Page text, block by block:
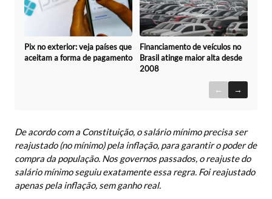
Pix no exterior: veja países que
aceitam a forma de pagamento
Financiamento de veículos no
Brasil atinge maior alta desde
2008
← →
De acordo com a Constituição, o salário mínimo precisa ser
reajustado (no mínimo) pela inflação, para garantir o poder de
compra da população. Nos governos passados, o reajuste do
salário mínimo seguiu exatamente essa regra. Foi reajustado
apenas pela inflação, sem ganho real.